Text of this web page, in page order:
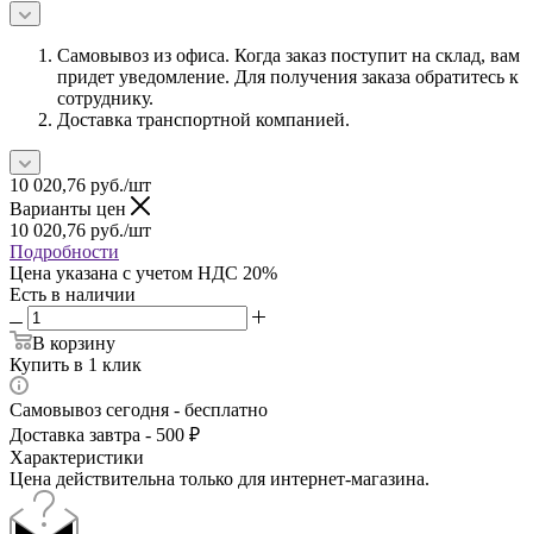
Самовывоз из офиса. Когда заказ поступит на склад, вам
придет уведомление. Для получения заказа обратитесь к
сотруднику.
Доставка транспортной компанией.
10 020,76 руб./шт
Варианты цен
10 020,76 руб./шт
Подробности
Цена указана с учетом НДС 20%
Есть в наличии
В корзину
Купить в 1 клик
Самовывоз сегодня - бесплатно
Доставка завтра - 500 ₽
Характеристики
Цена действительна только для интернет-магазина.